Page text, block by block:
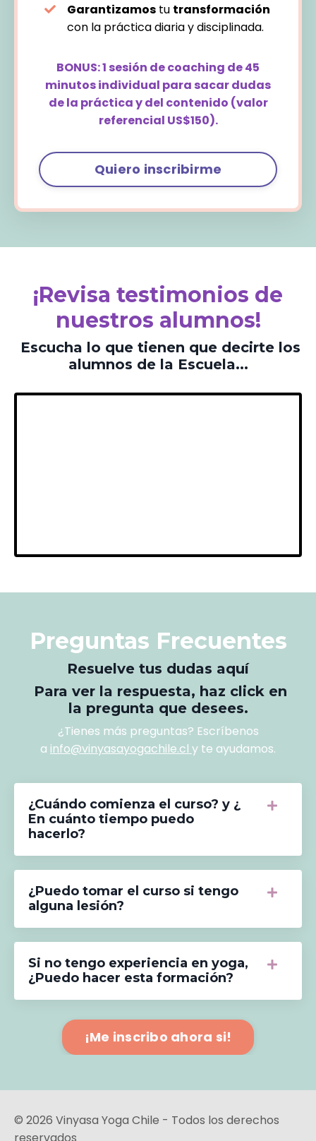
Garantizamos tu transformación
con la práctica diaria y disciplinada.
BONUS: 1 sesión de coaching de 45
minutos individual para sacar dudas
de la práctica y del contenido (valor
referencial US$150).
Quiero inscribirme
¡Revisa testimonios de
nuestros alumnos!
Escucha lo que tienen que decirte los
alumnos de la Escuela...
Preguntas Frecuentes
Resuelve tus dudas aquí
Para ver la respuesta, haz click en
la pregunta que desees.
¿Tienes más preguntas? Escríbenos
a info@vinyasayogachile.cl y te ayudamos.
¿Cuándo comienza el curso? y ¿
En cuánto tiempo puedo
hacerlo?
¿Puedo tomar el curso si tengo
alguna lesión?
Si no tengo experiencia en yoga,
¿Puedo hacer esta formación?
¡Me inscribo ahora si!
© 2026 Vinyasa Yoga Chile - Todos los derechos
reservados